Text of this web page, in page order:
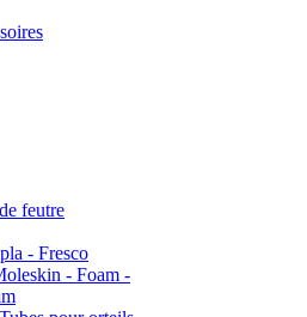
feutre
- Fresco
- Foam -